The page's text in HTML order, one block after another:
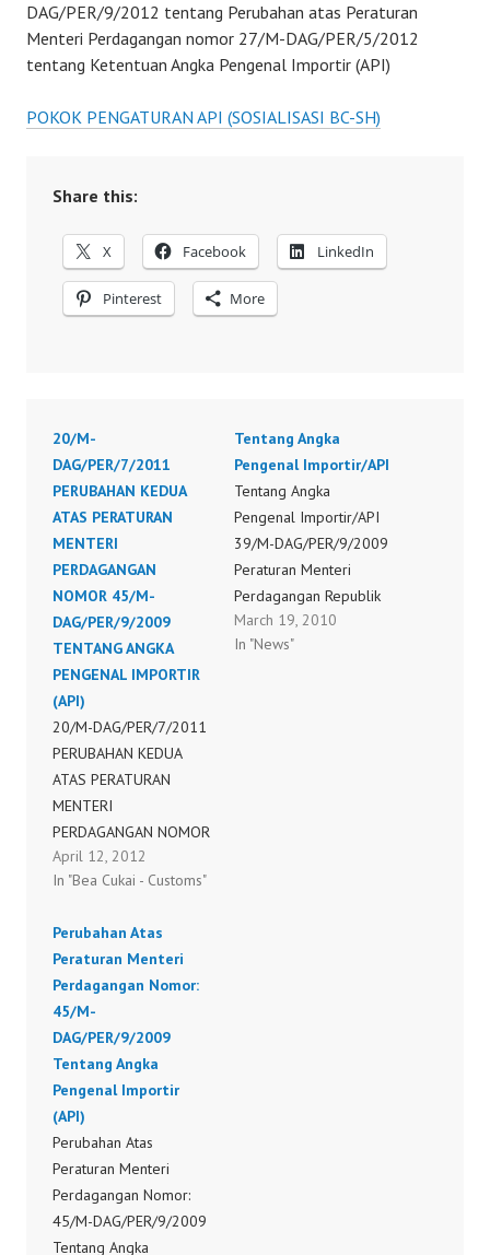
DAG/PER/9/2012 tentang Perubahan atas Peraturan
Menteri Perdagangan nomor 27/M-DAG/PER/5/2012
tentang Ketentuan Angka Pengenal Importir (API)
POKOK PENGATURAN API (SOSIALISASI BC-SH)
Share this:
X Facebook LinkedIn
Pinterest More
20/M-
DAG/PER/7/2011
PERUBAHAN KEDUA
ATAS PERATURAN
MENTERI
PERDAGANGAN
NOMOR 45/M-
DAG/PER/9/2009
TENTANG ANGKA
PENGENAL IMPORTIR
(API)
20/M-DAG/PER/7/2011
PERUBAHAN KEDUA
ATAS PERATURAN
MENTERI
PERDAGANGAN NOMOR
45/M-DAG/PER/9/2009
TENTANG ANGKA
(API) 20/M-
DAG/PER/7/2011
April 12, 2012
In "Bea Cukai - Customs"
Tentang Angka
Pengenal Importir/API
Tentang Angka
Pengenal Importir/API
39/M-DAG/PER/9/2009
Peraturan Menteri
Perdagangan Republik
Indonesia Nomor :
39/M-DAG/PER/9/2009
March 19, 2010
In "News"
Perubahan Atas
Peraturan Menteri
Perdagangan Nomor:
45/M-
DAG/PER/9/2009
Tentang Angka
Pengenal Importir
(API)
Perubahan Atas
Peraturan Menteri
Perdagangan Nomor:
45/M-DAG/PER/9/2009
Tentang Angka